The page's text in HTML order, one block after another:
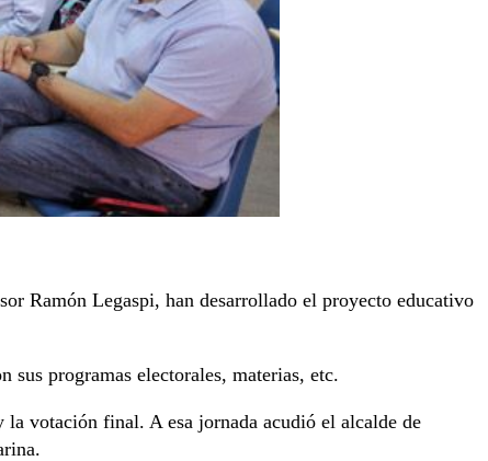
Ramón Legaspi, han desarrollado el proyecto educativo
sus programas electorales, materias, etc.
votación final. A esa jornada acudió el alcalde de